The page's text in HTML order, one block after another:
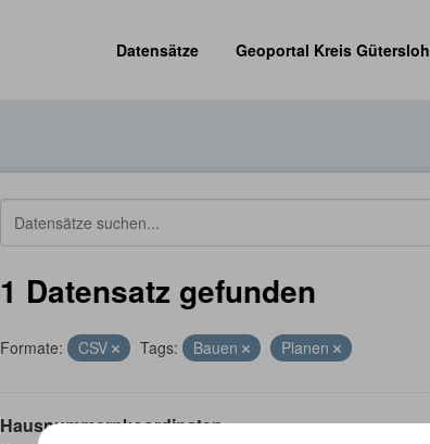
Datensätze
Geoportal Kreis Gütersloh
1 Datensatz gefunden
Formate: CSV Tags: Bauen Planen
Hausnummernkoordinaten